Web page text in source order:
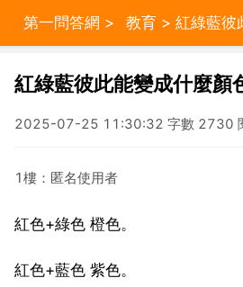
第一問答網 > 教育 > 紅綠藍彼
比如R G ？
紅綠藍彼此能變成什麼顏
2025-07-25 11:30:32 字數 2730
1樓：匿名使用者
紅色+綠色 橙色。
紅色+藍色 紫色。